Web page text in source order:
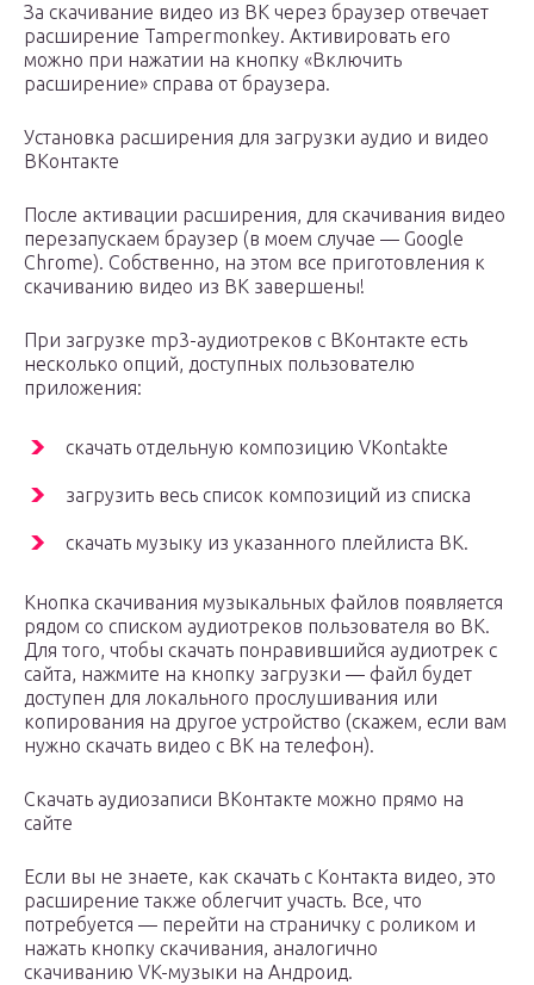
За скачивание видео из ВК через браузер отвечает
расширение Tampermonkey. Активировать его
можно при нажатии на кнопку «Включить
расширение» справа от браузера.
Установка расширения для загрузки аудио и видео
ВКонтакте
После активации расширения, для скачивания видео
перезапускаем браузер (в моем случае — Google
Chrome). Собственно, на этом все приготовления к
скачиванию видео из ВК завершены!
При загрузке mp3-аудиотреков с ВКонтакте есть
несколько опций, доступных пользователю
приложения:
скачать отдельную композицию VKontakte
загрузить весь список композиций из списка
скачать музыку из указанного плейлиста ВК.
Кнопка скачивания музыкальных файлов появляется
рядом со списком аудиотреков пользователя во ВК.
Для того, чтобы скачать понравившийся аудиотрек с
сайта, нажмите на кнопку загрузки — файл будет
доступен для локального прослушивания или
копирования на другое устройство (скажем, если вам
нужно скачать видео с ВК на телефон).
Скачать аудиозаписи ВКонтакте можно прямо на
сайте
Если вы не знаете, как скачать с Контакта видео, это
расширение также облегчит участь. Все, что
потребуется — перейти на страничку с роликом и
нажать кнопку скачивания, аналогично
скачиванию VK-музыки на Андроид.